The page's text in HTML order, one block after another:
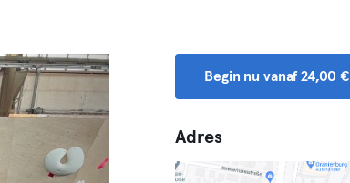
Begin nu vanaf 24,00 €
Adres